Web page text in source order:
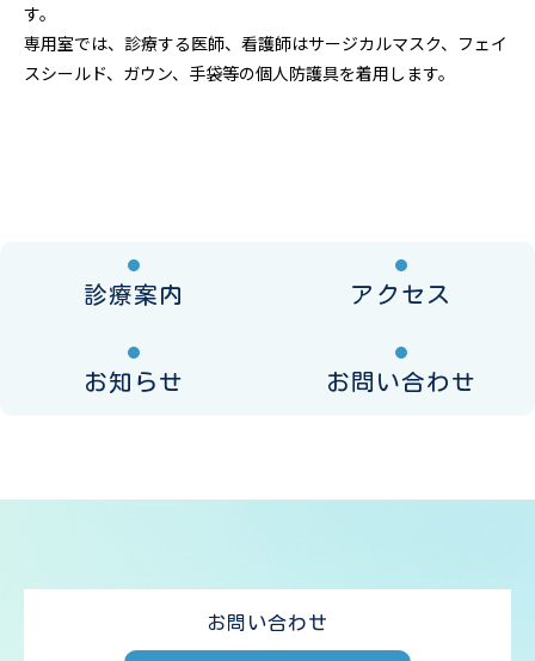
す
専用室では、診療する医師、看護師はサージカルマスク、フェイ
スシールド、ガウン、手袋等の個人防護具を着用します。
診療案内 アクセス
お知らせ お問い合わせ
お問い合わせ